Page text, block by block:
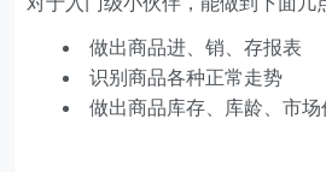
做出商品进、销、存报表
识别商品各种正常走势
做出商品库存、库龄、市场